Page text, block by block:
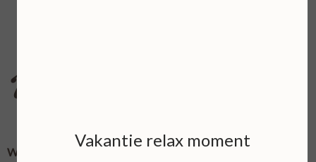
Wellnessboerderij 't Bellinckhofje
Vakantie relax moment